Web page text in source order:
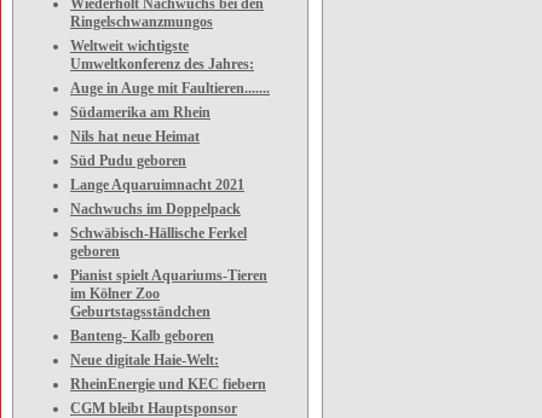
Wiederholt Nachwuchs bei den
Ringelschwanzmungos
Weltweit wichtigste
Umweltkonferenz des Jahres:
Auge in Auge mit Faultieren.......
Südamerika am Rhein
Nils hat neue Heimat
Süd Pudu geboren
Lange Aquaruimnacht 2021
Nachwuchs im Doppelpack
Schwäbisch-Hällische Ferkel
geboren
Pianist spielt Aquariums-Tieren
im Kölner Zoo
Geburtstagsständchen
Banteng- Kalb geboren
Neue digitale Haie-Welt:
RheinEnergie und KEC fiebern
CGM bleibt Hauptsponsor